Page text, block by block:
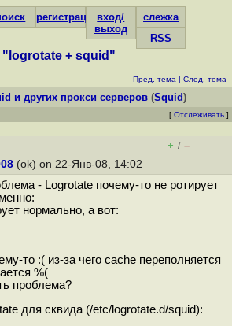
регистрациявход/
выход
слежка
RSS
"logrotate + squid"
Пред. тема | След. тема
и других прокси серверов (Squid)
[ Отслеживать ]
+ / –
(ok) on 22-Янв-08, 14:02
- Logrotate почему-то не ротирует
нормально, а вот:
то :( из-за чего cache переполняется
%(
проблема?
для сквида (/etc/logrotate.d/squid):